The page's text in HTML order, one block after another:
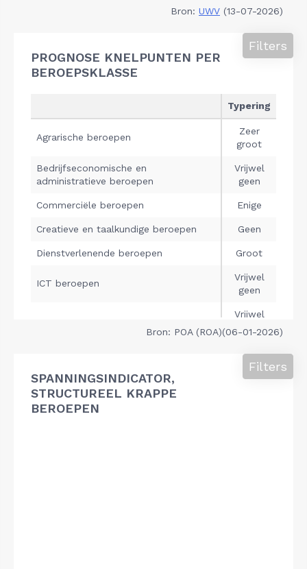
Bron: UWV (13-07-2026)
PROGNOSE KNELPUNTEN PER
BEROEPSKLASSE
Filters
Bron: POA (ROA)(06-01-2026)
SPANNINGSINDICATOR,
STRUCTUREEL KRAPPE
BEROEPEN
Filters